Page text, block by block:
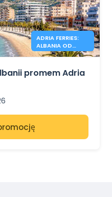
ADRIA FERRIES:
ALBANIA OD
39,90€
promem Adria